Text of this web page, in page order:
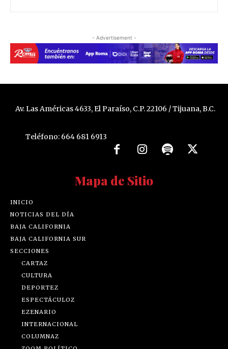
- Advertisement -
Av. Las Américas 4633, El Paraíso, C.P. 22106 / Tijuana, B.C.
Teléfono: 664 681 6913
Mapa de Sitio
INICIO
NOTICIAS DEL DÍA
BAJA CALIFORNIA
BAJA CALIFORNIA SUR
SECCIONES
CARTAZ
CULTURA
DEPORTEZ
ESPECTÁCULOZ
EZENARIO
INTERNACIONAL
COLUMNAZ